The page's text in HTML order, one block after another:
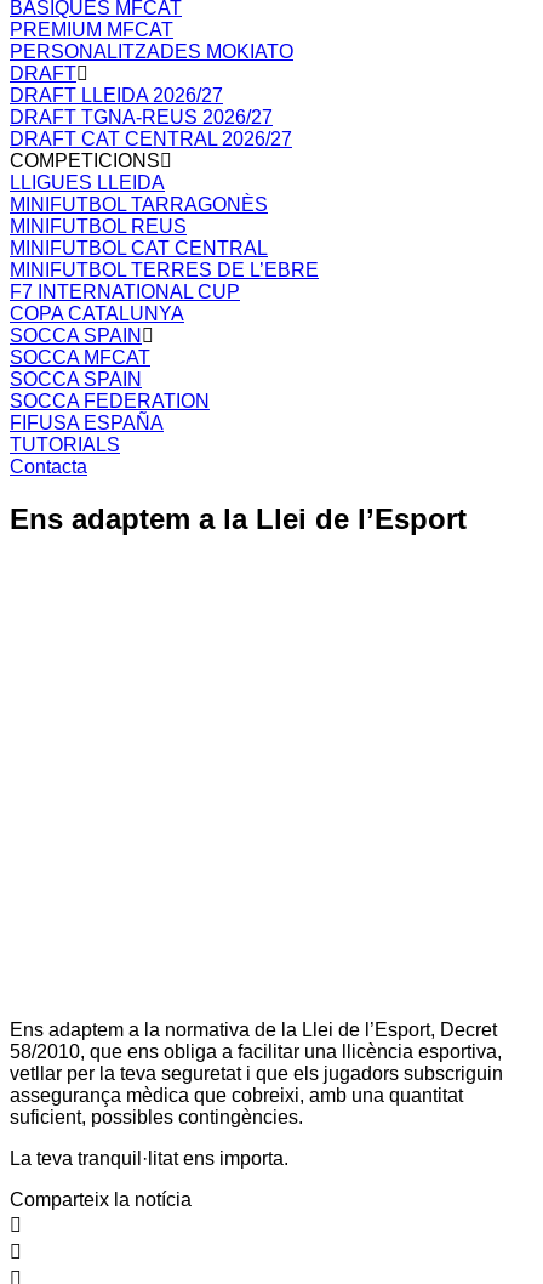
BASIQUES MFCAT
PREMIUM MFCAT
PERSONALITZADES MOKIATO
DRAFT
DRAFT LLEIDA 2026/27
DRAFT TGNA-REUS 2026/27
DRAFT CAT CENTRAL 2026/27
COMPETICIONS
LLIGUES LLEIDA
MINIFUTBOL TARRAGONÈS
MINIFUTBOL REUS
MINIFUTBOL CAT CENTRAL
MINIFUTBOL TERRES DE L’EBRE
F7 INTERNATIONAL CUP
COPA CATALUNYA
SOCCA SPAIN
SOCCA MFCAT
SOCCA SPAIN
SOCCA FEDERATION
FIFUSA ESPAÑA
TUTORIALS
Contacta
Ens adaptem a la Llei de l’Esport
Ens adaptem a la normativa de la Llei de l’Esport, Decret
58/2010, que ens obliga a facilitar una llicència esportiva,
vetllar per la teva seguretat i que els jugadors subscriguin
assegurança mèdica que cobreixi, amb una quantitat
suficient, possibles contingències.
La teva tranquil·litat ens importa.
Comparteix la notícia